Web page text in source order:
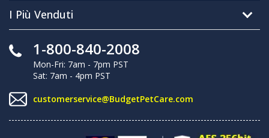
I Più Venduti
1-800-840-2008
Mon-Fri: 7am - 7pm PST
Sat: 7am - 4pm PST
customerservice@BudgetPetCare.com